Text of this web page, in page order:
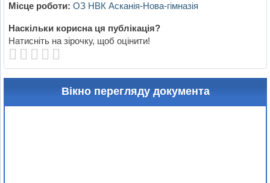
Місце роботи: ОЗ НВК Асканія-Нова-гімназія
Наскільки корисна ця публікація?
Натисніть на зірочку, щоб оцінити!
Вікно перегляду документа